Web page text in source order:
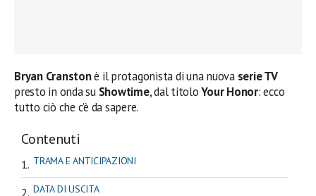
Bryan Cranstonè il protagonista di una nuova serie TV
presto in onda su Showtime, dal titoloYour Honor: ecco
tutto ciò che c’è da sapere.
Contenuti
TRAMA E ANTICIPAZIONI
DATA DI USCITA